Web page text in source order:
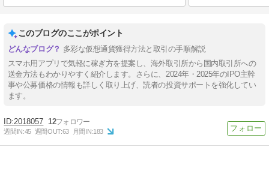
このブログのここがポイント
多彩な仮想通貨獲得方法と取引の手順解説
スマホ用アプリで気軽に稼ぎ方を提案し、海外取引所から国内取引所への
送金方法もわかりやすく紹介します。さらに、2024年・2025年のIPO主幹
事や公募価格の情報も詳しく取り上げ、読者の投資サポートを強化してい
ます。
2018057 12
週間IN:45 週間OUT:63 月間IN:183